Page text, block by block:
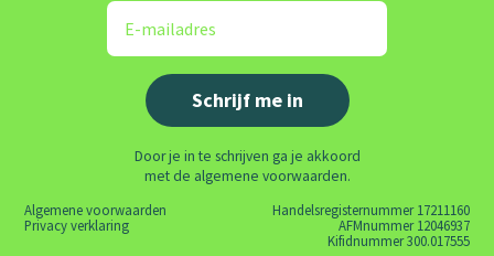
Door je in te schrijven ga je akkoord
met de algemene voorwaarden.
Algemene voorwaarden
Privacy verklaring
Handelsregisternummer 17211160
AFMnummer 12046937
Kifidnummer 300.017555